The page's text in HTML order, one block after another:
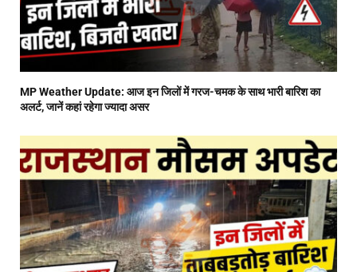
MP Weather Update: आज इन जिलों में गरज-चमक के साथ भारी बारिश का
अलर्ट, जानें कहां रहेगा ज्यादा असर